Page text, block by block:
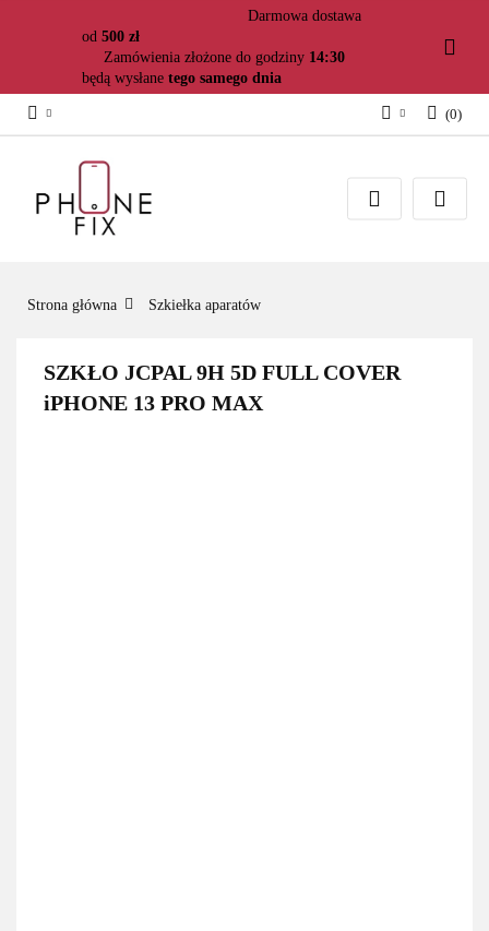
Darmowa dostawa
od 500 zł
Zamówienia złożone do godziny 14:30
będą wysłane tego samego dnia
Załóż konto
(0)
Strona główna Szkiełka aparatów
SZKŁO JCPAL 9H 5D FULL COVER
iPHONE 13 PRO MAX